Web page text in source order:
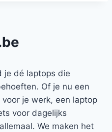
je dé laptops die
Of je nu een
je werk, een laptop
voor dagelijks
We maken het